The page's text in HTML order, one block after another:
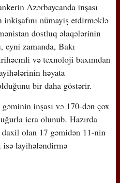
Azərbaycanda inşası
inkişafını nümayiş etdirməklə
dostluq əlaqələrinin
eyni zamanda, Bakı
və texnoloji baxımdan
həyata
bir daha göstərir.
inşası və 170-dən çox
icra olunub. Hazırda
olan 17 gəmidən 11-nin
isə layihələndirmə